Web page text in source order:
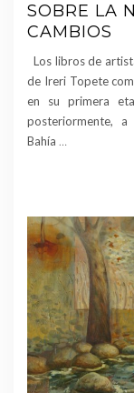
SOBRE LA
CAMBIOS
Los libros de
de Ireri Topete
en su primera
posteriormente,
Bahía …